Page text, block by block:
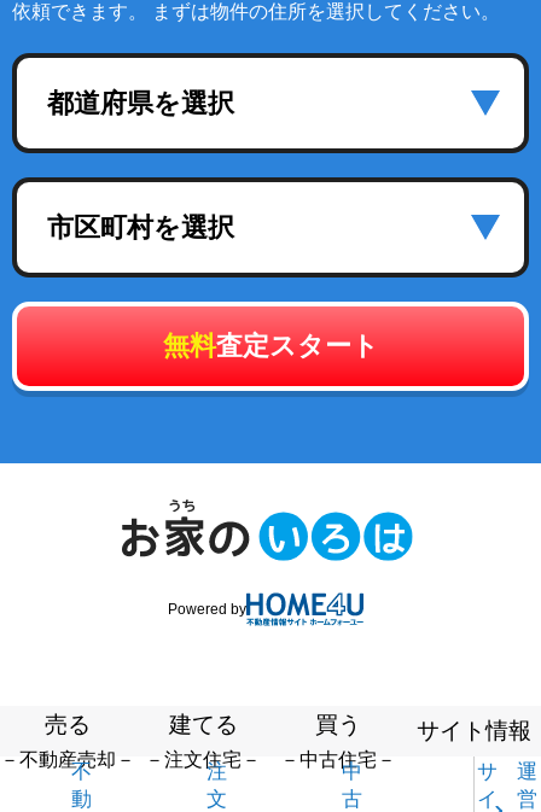
依頼できます。 まずは物件の住所を選択してください。
都道府県を選択
市区町村を選択
無料査定スタート
Powered by
売る
－不動産売却－
不
動
建てる
－注文住宅－
注
文
買う
－中古住宅－
中
古
サイト情報
サ
イ
運
営